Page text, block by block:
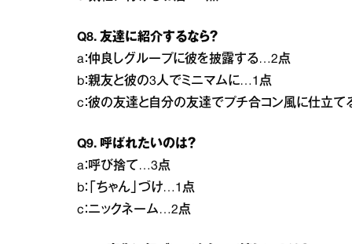
Q8. 友達に紹介するなら？
a：仲良しグループに彼を披露する…2点
b：親友と彼の3人でミニマムに…1点
c：彼の友達と自分の友達でプチ合コン風に仕立
Q9. 呼ばれたいのは？
a：呼び捨て…3点
b：「ちゃん」づけ…1点
c：ニックネーム…2点